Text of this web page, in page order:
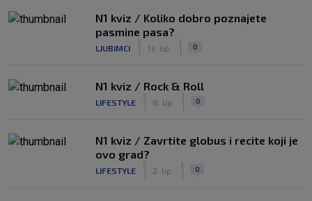
N1 kviz / Koliko dobro poznajete
pasmine pasa?
LJUBIMCI 13. lip. 0
N1 kviz / Rock & Roll
LIFESTYLE 8. lip. 0
N1 kviz / Zavrtite globus i recite koji je
ovo grad?
LIFESTYLE 2. lip. 0